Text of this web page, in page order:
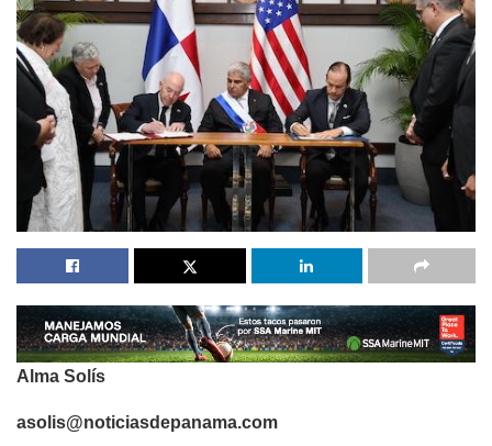
Alma Solís
asolis@noticiasdepanama.com